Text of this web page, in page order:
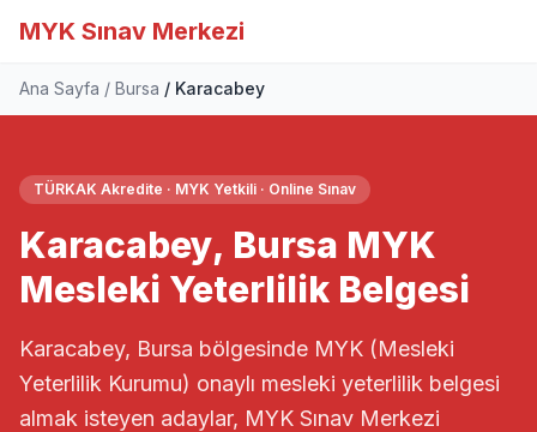
MYK Sınav Merkezi
Ana Sayfa Bursa Karacabey
TÜRKAK Akredite · MYK Yetkili · Online Sınav
Karacabey, Bursa MYK
Mesleki Yeterlilik Belgesi
Karacabey, Bursa bölgesinde MYK (Mesleki
Yeterlilik Kurumu) onaylı mesleki yeterlilik belgesi
almak isteyen adaylar, MYK Sınav Merkezi